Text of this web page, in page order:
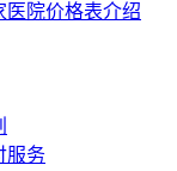
医院价格表介绍
服务